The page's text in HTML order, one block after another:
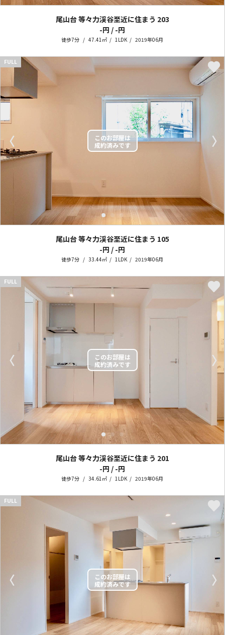
尾山台 等々力渓谷至近に住まう 203
-円 / -円
徒歩7分 47.41㎡ 1LDK 2019年06月
〈 〉
FULL
尾山台 等々力渓谷至近に住まう 105
-円 / -円
徒歩7分 33.44㎡ 1LDK 2019年06月
〈 〉
FULL
尾山台 等々力渓谷至近に住まう 201
-円 / -円
徒歩7分 34.61㎡ 1LDK 2019年06月
〈 〉
FULL